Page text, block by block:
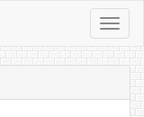
导
航
按